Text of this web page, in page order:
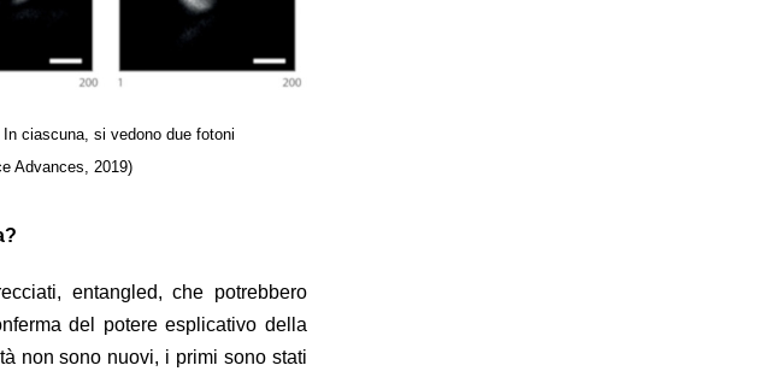
ciascuna, si vedono due fotoni
Advances, 2019)
entangled, che potrebbero
del potere esplicativo della
non sono nuovi, i primi sono stati